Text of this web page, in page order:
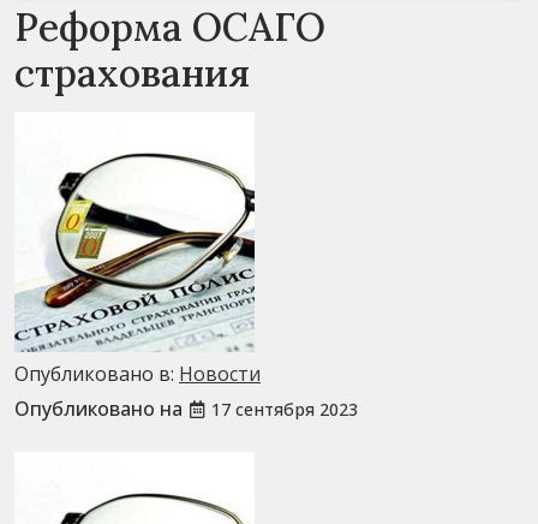
Реформа ОСАГО
страхования
Опубликовано в: Новости
Опубликовано на
17 сентября 2023